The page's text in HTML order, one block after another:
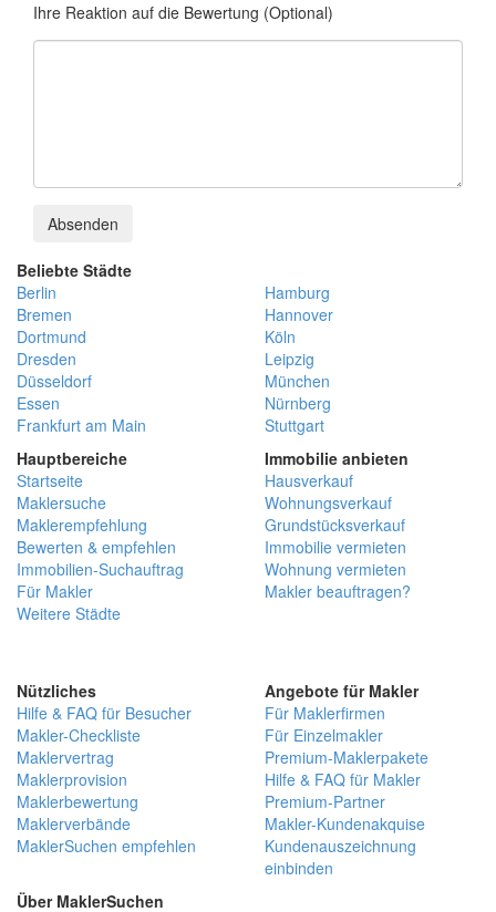
Ihre Reaktion auf die Bewertung (Optional)
Absenden
Beliebte Städte
Berlin
Bremen
Dortmund
Dresden
Düsseldorf
Essen
Frankfurt am Main
Hamburg
Hannover
Köln
Leipzig
München
Nürnberg
Stuttgart
Hauptbereiche
Startseite
Maklersuche
Maklerempfehlung
Bewerten & empfehlen
Immobilien-Suchauftrag
Für Makler
Weitere Städte
Immobilie anbieten
Hausverkauf
Wohnungsverkauf
Grundstücksverkauf
Immobilie vermieten
Wohnung vermieten
Makler beauftragen?
Nützliches
Hilfe & FAQ für Besucher
Makler-Checkliste
Maklervertrag
Maklerprovision
Maklerbewertung
Maklerverbände
MaklerSuchen empfehlen
Angebote für Makler
Für Maklerfirmen
Für Einzelmakler
Premium-Maklerpakete
Hilfe & FAQ für Makler
Premium-Partner
Makler-Kundenakquise
Kundenauszeichnung
einbinden
Über MaklerSuchen